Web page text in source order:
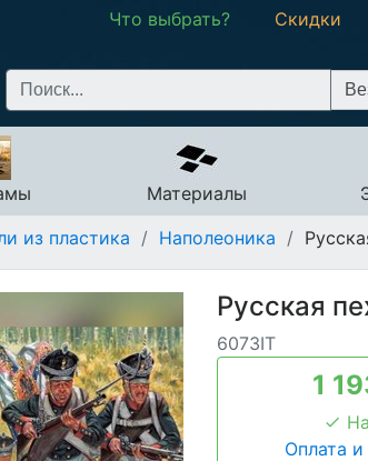
Что выбрать? Скидки
Материалы
из пластика / Наполеоника /
Русская
6073IT
1
Оплата